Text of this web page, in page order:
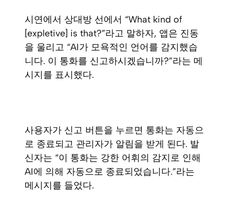
시연에서 상대방 선에서 “What kind of
[expletive] is that?”라고 말하자, 앱은 진동
을 울리고 “AI가 모욕적인 언어를 감지했습
니다. 이 통화를 신고하시겠습니까?”라는 메
시지를 표시했다.
사용자가 신고 버튼을 누르면 통화는 자동으
로 종료되고 관리자가 알림을 받게 된다. 발
신자는 “이 통화는 강한 어휘의 감지로 인해
AI에 의해 자동으로 종료되었습니다.”라는
메시지를 들었다.